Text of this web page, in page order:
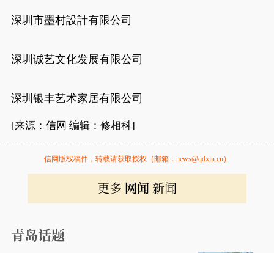
深圳市墨村設計有限公司
深圳诚艺文化发展有限公司
深圳银丰艺术家居有限公司
[来源：信网 编辑：修相科]
信网版权稿件，转载请获取授权（邮箱：news@qdxin.cn）
更多 网闻 新闻
青岛话题